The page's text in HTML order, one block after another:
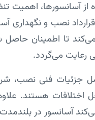
از آسانسورها،
نصب و نگهداری
می‌کند تا اطمینان
رعایت می‌گردد.
جزئیات فنی نصب،
اختلافات هستند.
آسانسور در بلندمدت